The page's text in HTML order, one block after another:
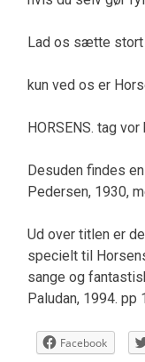
Lad os sætte stort
kun ved os er
HORSENS. tag
Desuden findes
Pedersen, 1930,
Ud over titlen er
specielt til
sange og
Paludan, 1994. pp
Facebook